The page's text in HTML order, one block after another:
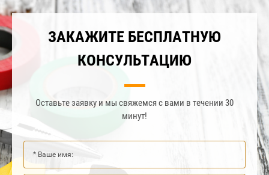
ЗАКАЖИТЕ БЕСПЛАТНУЮ
КОНСУЛЬТАЦИЮ
Оставьте заявку и мы свяжемся с вами в течении 30
минут!